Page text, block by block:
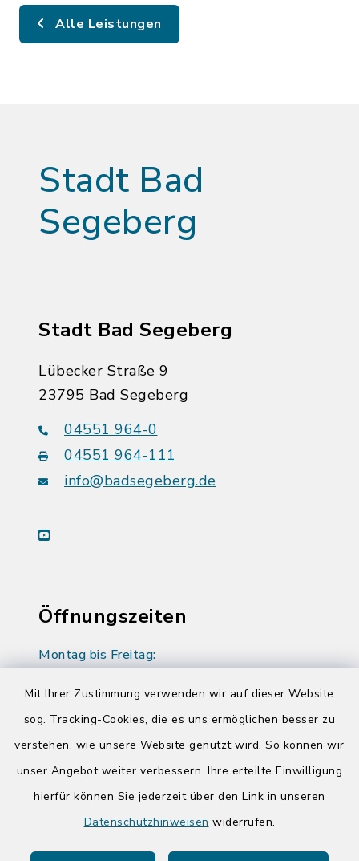
Mit Ihrer Zustimmung verwenden wir auf dieser Website
sog. Tracking-Cookies, die es uns ermöglichen besser zu
verstehen, wie unsere Website genutzt wird. So können wir
unser Angebot weiter verbessern. Ihre erteilte Einwilligung
hierfür können Sie jederzeit über den Link in unseren
Datenschutzhinweisen widerrufen.
Alle Leistungen
Stadt Bad
Segeberg
Stadt Bad Segeberg
Lübecker Straße 9
23795 Bad Segeberg
04551 964-0
04551 964-111
info@badsegeberg.de
youtube
Öffnungszeiten
Montag bis Freitag:
Donnerstag zusätzlich:
14:00-17:00 Uhr
Quicklinks